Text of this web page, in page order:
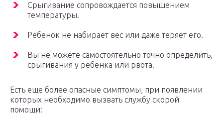
Срыгивание сопровождается повышением
температуры.
Ребенок не набирает вес или даже теряет его.
Вы не можете самостоятельно точно определить,
срыгивания у ребенка или рвота.
Есть еще более опасные симптомы, при появлении
которых необходимо вызвать службу скорой
помощи: